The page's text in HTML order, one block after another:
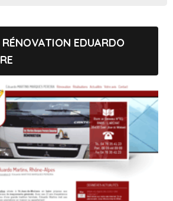
RÉNOVATION EDUARDO